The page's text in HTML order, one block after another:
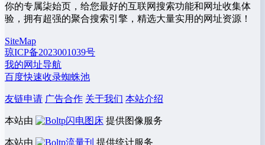
你的专属柒始页，给您最好的互联网搜索功能和网址收集体
验，拥有超强的聚合搜索引擎，精选大量实用的网址资源！
SiteMap
琼ICP备2023001039号
我的网址导航
百度快速收录蜘蛛池
友链申请 广告合作 关于我们 本站介绍
本站由 闪电图床 提供图像服务
本站由 流量刊 提供统计服务